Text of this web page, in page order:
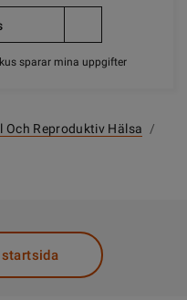
sparar mina uppgifter
Och Reproduktiv Hälsa
/